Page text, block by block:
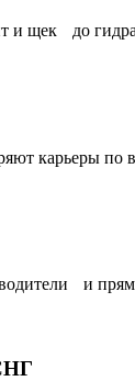
и щек до
карьеры по
и